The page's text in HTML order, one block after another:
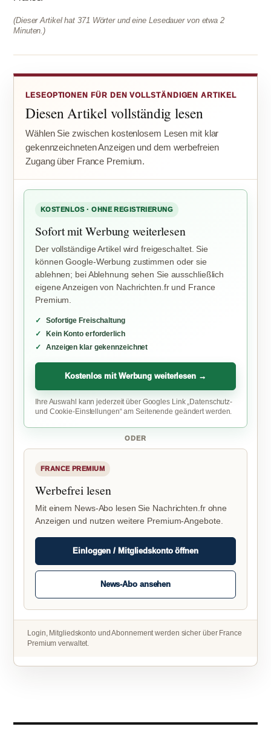
(Dieser Artikel hat 371 Wörter und eine Lesedauer von etwa 2
Minuten.)
LESEOPTIONEN FÜR DEN VOLLSTÄNDIGEN ARTIKEL
Diesen Artikel vollständig lesen
Wählen Sie zwischen kostenlosem Lesen mit klar
gekennzeichneten Anzeigen und dem werbefreien
Zugang über France Premium.
KOSTENLOS · OHNE REGISTRIERUNG
Sofort mit Werbung weiterlesen
Der vollständige Artikel wird freigeschaltet. Sie
können Google-Werbung zustimmen oder sie
ablehnen; bei Ablehnung sehen Sie ausschließlich
eigene Anzeigen von Nachrichten.fr und France
Premium.
Sofortige Freischaltung
Kein Konto erforderlich
Anzeigen klar gekennzeichnet
Kostenlos mit Werbung weiterlesen →
Ihre Auswahl kann jederzeit über Googles Link „Datenschutz-
und Cookie-Einstellungen“ am Seitenende geändert werden.
ODER
FRANCE PREMIUM
Werbefrei lesen
Mit einem News-Abo lesen Sie Nachrichten.fr ohne
Anzeigen und nutzen weitere Premium-Angebote.
Einloggen / Mitgliedskonto öffnen
News-Abo ansehen
Login, Mitgliedskonto und Abonnement werden sicher über France
Premium verwaltet.